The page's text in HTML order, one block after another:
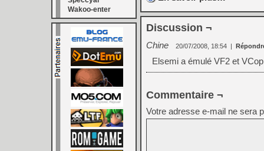
Wakoo-enter
Discussion ¬
Chine 20/07/2008, 18:54 |
Elsemi a émulé VF2 et
Commentaire ¬
Votre adresse e-mail ne sera